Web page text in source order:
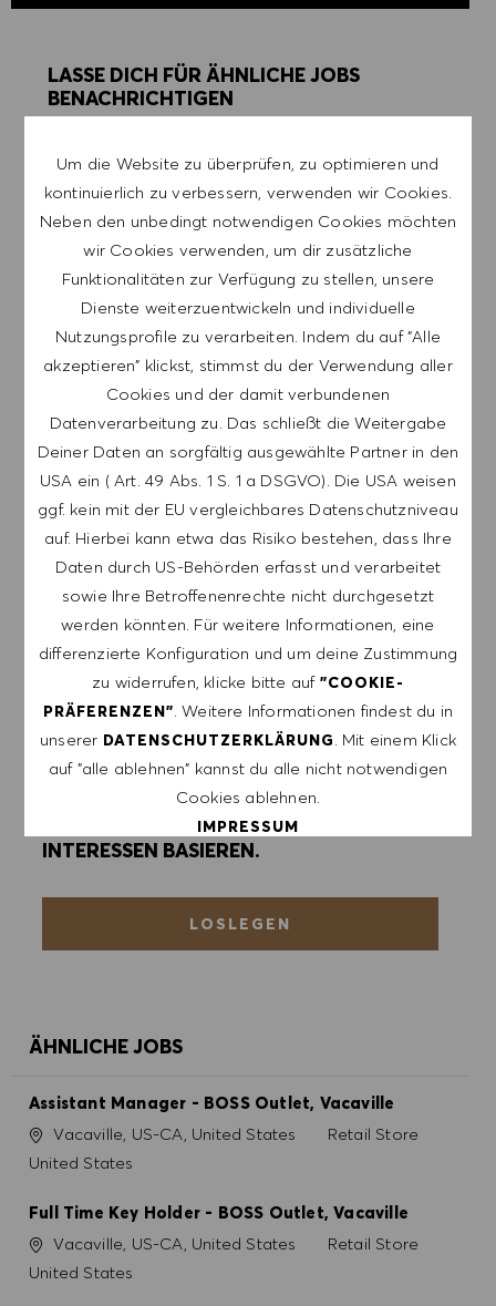
Um die Website zu überprüfen, zu optimieren und
kontinuierlich zu verbessern, verwenden wir Cookies.
Neben den unbedingt notwendigen Cookies möchten
wir Cookies verwenden, um dir zusätzliche
Funktionalitäten zur Verfügung zu stellen, unsere
Dienste weiterzuentwickeln und individuelle
Nutzungsprofile zu verarbeiten. Indem du auf "Alle
akzeptieren" klickst, stimmst du der Verwendung aller
Cookies und der damit verbundenen
Datenverarbeitung zu. Das schließt die Weitergabe
Deiner Daten an sorgfältig ausgewählte Partner in den
USA ein ( Art. 49 Abs. 1 S. 1 a DSGVO). Die USA weisen
ggf. kein mit der EU vergleichbares Datenschutzniveau
auf. Hierbei kann etwa das Risiko bestehen, dass Ihre
Daten durch US-Behörden erfasst und verarbeitet
sowie Ihre Betroffenenrechte nicht durchgesetzt
werden könnten. Für weitere Informationen, eine
differenzierte Konfiguration und um deine Zustimmung
zu widerrufen, klicke bitte auf "COOKIE-
PRÄFERENZEN". Weitere Informationen findest du in
unserer DATENSCHUTZERKLÄRUNG. Mit einem Klick
auf "alle ablehnen" kannst du alle nicht notwendigen
Cookies ablehnen.
IMPRESSUM
ALLE ABLEHNEN
ALLE AKZEPTIEREN
LASSE DICH FÜR ÄHNLICHE JOBS
BENACHRICHTIGEN
damit einverstanden, E-Mails mit
zu Veranstaltungen und anderen
mich jederzeit abmelden, z.B. indem ich den in
den Mails vorhandenen Abmeldelink anklicke. Ich
DATENSCHUTZERKLÄRUNG
E-Mail-Adresse eingeben (erforderlich)
ERSTELLEN
ALERTS VERWALTEN
ERHALTE MASSGESCHNEIDERTE
JOBEMPFEHLUNGEN, DIE AUF DEINEN
INTERESSEN BASIEREN.
LOSLEGEN
ÄHNLICHE JOBS
Assistant Manager - BOSS Outlet, Vacaville
OrtVacaville, US-CA, United States Kategorie
Retail Store
United States
Full Time Key Holder - BOSS Outlet, Vacaville
OrtVacaville, US-CA, United States Kategorie
Retail Store
United States